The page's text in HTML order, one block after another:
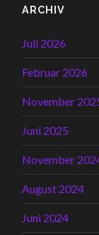
ARCHIV
Juli 2026
Februar 2026
November
Juni 2025
November
August 2024
Juni 2024